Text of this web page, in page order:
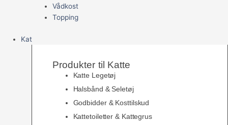
Vådkost
Topping
Kat
Produkter til Katte
Katte Legetøj
Halsbånd & Seletøj
Godbidder & Kosttilskud
Kattetoiletter & Kattegrus